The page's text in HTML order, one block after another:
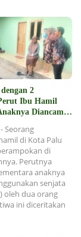
2
Ibu Hamil
Diancam
Seorang
di Kota Palu
di
Perutnya
anaknya
senjata
oleh dua orang
ini diceritakan